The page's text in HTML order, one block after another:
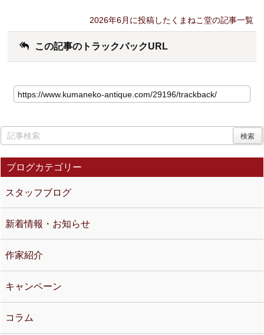
2026年6月に投稿したくまねこ堂の記事一覧
この記事のトラックバックURL
ブログカテゴリー
スタッフブログ
新着情報・お知らせ
作家紹介
キャンペーン
コラム